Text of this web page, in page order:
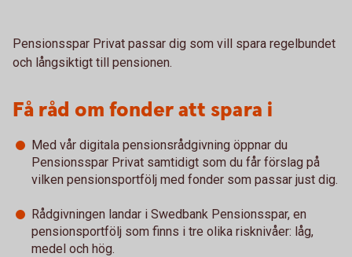
Pensionsspar Privat passar dig som vill spara regelbundet
och långsiktigt till pensionen.
Få råd om fonder att spara i
Med vår digitala pensionsrådgivning öppnar du
Pensionsspar Privat samtidigt som du får förslag på
vilken pensionsportfölj med fonder som passar just dig.
Rådgivningen landar i Swedbank Pensionsspar, en
pensionsportfölj som finns i tre olika risknivåer: låg,
medel och hög.